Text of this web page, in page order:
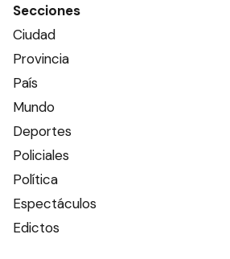
Secciones
Ciudad
Provincia
País
Mundo
Deportes
Policiales
Política
Espectáculos
Edictos